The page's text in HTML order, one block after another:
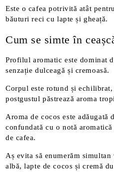
Este o cafea potrivită atât
băuturi reci cu lapte și gheață.
Cum se simte în
Profilul aromatic este dominat
senzație dulceagă și cremoasă.
Corpul este rotund și
postgustul păstrează aroma
Aroma de cocos este adăugată
confundată cu o notă
de cafea.
Aș evita să enumerăm
albă, lapte de cocos și cremă